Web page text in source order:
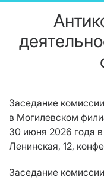
Заседание
в Могилевском
30 июня 2026 года
Ленинская, 12,
Заседание